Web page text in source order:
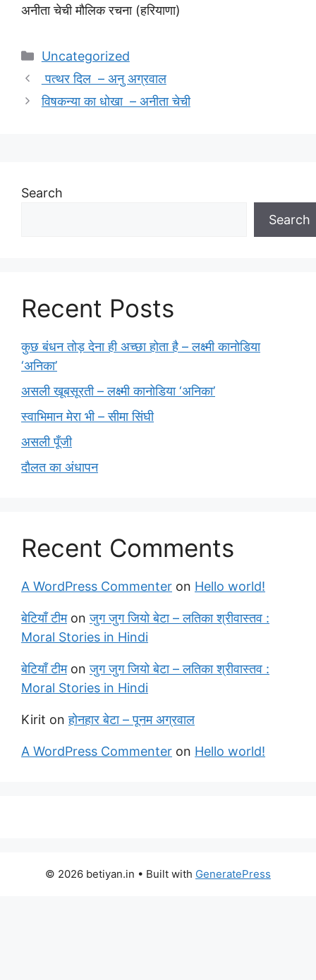
अनीता चेची मौलिक रचना (हरियाणा)
Categories
Uncategorized
पत्थर दिल – अनु अग्रवाल
विषकन्या का धोखा – अनीता चेची
Search
Search
Recent Posts
कुछ बंधन तोड़ देना ही अच्छा होता है – लक्ष्मी कानोडिया
‘अनिका’
असली खूबसूरती – लक्ष्मी कानोडिया ‘अनिका’
स्वाभिमान मेरा भी – सीमा सिंघी
असली पूँजी
दौलत का अंधापन
Recent Comments
A WordPress Commenter on Hello world!
बेटियाँ टीमonजुग जुग जियो बेटा – लतिका श्रीवास्तव :
Moral Stories in Hindi
बेटियाँ टीमonजुग जुग जियो बेटा – लतिका श्रीवास्तव :
Moral Stories in Hindi
Kirit onहोनहार बेटा – पूनम अग्रवाल
A WordPress Commenter on Hello world!
© 2026 betiyan.in • Built with GeneratePress